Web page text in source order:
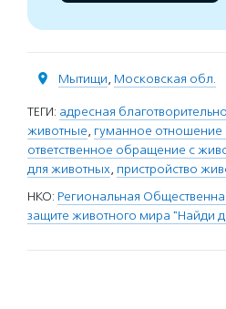
Мытищи, Московская обл.
ТЕГИ: адресная
животные, гуманное
ответственное обращение с
для животных, пристройство
НКО: Региональная
защите животного мира "Найди